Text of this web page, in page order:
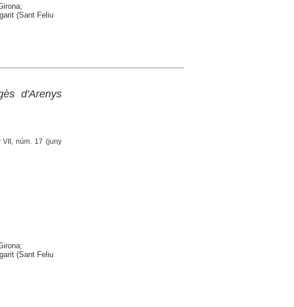
(Sant Feliu
d'Arenys
VII, núm. 17 (juny
(Sant Feliu